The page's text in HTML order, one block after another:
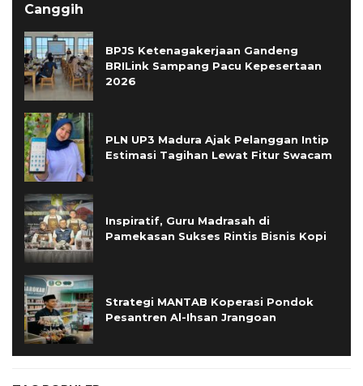
Canggih
BPJS Ketenagakerjaan Gandeng
BRILink Sampang Pacu Kepesertaan
2026
PLN UP3 Madura Ajak Pelanggan Intip
Estimasi Tagihan Lewat Fitur Swacam
Inspiratif, Guru Madrasah di
Pamekasan Sukses Rintis Bisnis Kopi
Strategi MANTAB Koperasi Pondok
Pesantren Al-Ihsan Jrangoan